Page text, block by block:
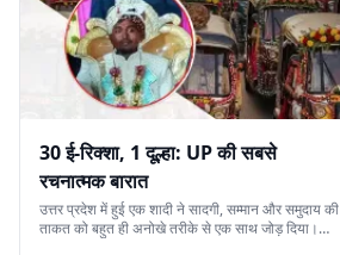
30 ई-रिक्शा, 1 दूल्हा: UP की सबसे
रचनात्मक बारात
उत्तर प्रदेश में हुई एक शादी ने सादगी, सम्मान और समुदाय की
ताकत को बहुत ही अनोखे तरीके से एक साथ जोड़ दिया।